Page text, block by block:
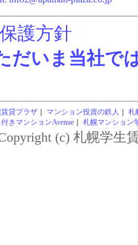
護方針
だいま当社で
貸プラザ マンション投資の鉄人
札
きマンションAvenue 札幌マンション
(c) 札幌学生